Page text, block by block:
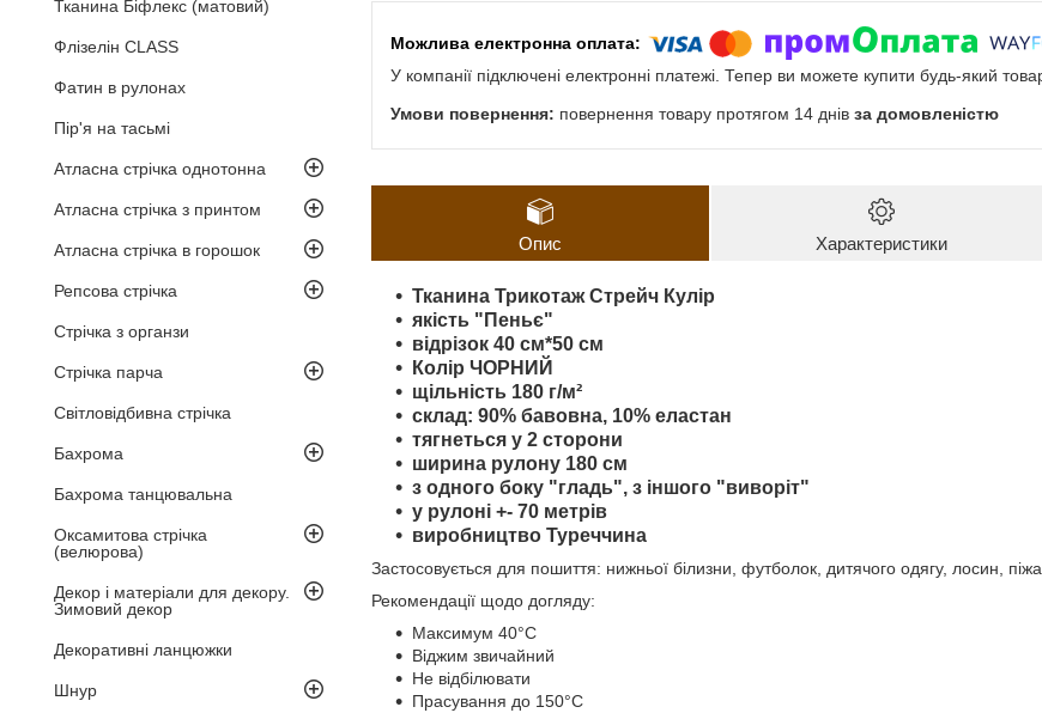
Тканина Біфлекс (матовий)
Флізелін CLASS
Фатин в рулонах
Пір'я на тасьмі
Атласна стрічка однотонна
Атласна стрічка з принтом
Атласна стрічка в горошок
Репсова стрічка
Стрічка з органзи
Стрічка парча
Світловідбивна стрічка
Бахрома
Бахрома танцювальна
Оксамитова стрічка
(велюрова)
Декор і матеріали для декору.
Зимовий декор
Декоративні ланцюжки
Шнур
У компанії підключені електронні платежі. Тепер ви можете купити будь-який
повернення товару протягом 14 днів за домовленістю
Опис Характеристики
Тканина Трикотаж Стрейч Кулір
якість "Пеньє"
відрізок 40 см*50 см
Колір ЧОРНИЙ
щільність 180 г/м²
склад: 90% бавовна, 10% еластан
тягнеться у 2 сторони
ширина рулону 180 см
з одного боку "гладь", з іншого "виворіт"
у рулоні +- 70 метрів
виробництво Туреччина
Застосовується для пошиття: нижньої білизни, футболок, дитячого одягу, лосин,
Рекомендації щодо догляду:
Максимум 40°C
Віджим звичайний
Не відбілювати
Прасування до 150°C